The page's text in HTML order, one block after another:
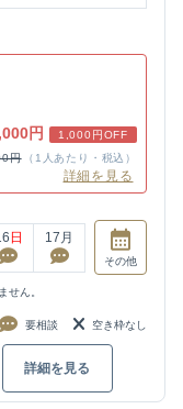
円
1,000円OFF
円
（1人あたり・税込）
詳細を見る
日 17 月
その他
せん。
要相談 空き枠なし
詳細を見る